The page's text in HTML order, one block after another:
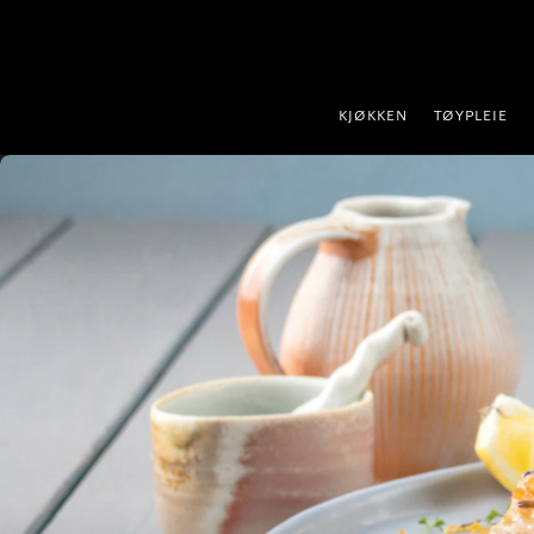
KJØKKEN TØYPLEIE